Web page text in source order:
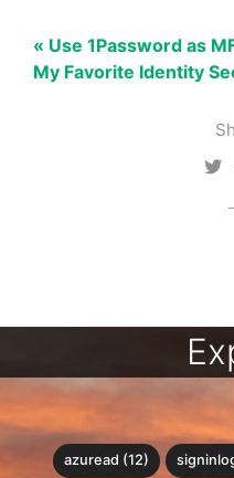
« Use 1Password as
My Favorite Identity
azuread (12)